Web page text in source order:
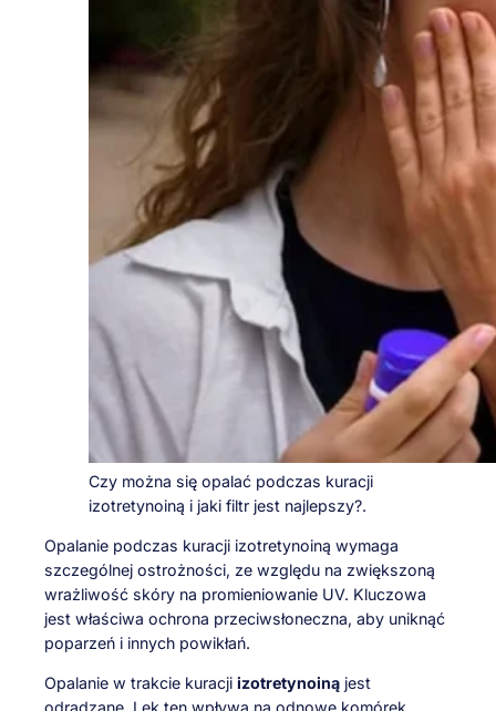
Czy można się opalać podczas kuracji
izotretynoiną i jaki filtr jest najlepszy?.
Opalanie podczas kuracji izotretynoiną wymaga
szczególnej ostrożności, ze względu na zwiększoną
wrażliwość skóry na promieniowanie UV. Kluczowa
jest właściwa ochrona przeciwsłoneczna, aby uniknąć
poparzeń i innych powikłań.
Opalanie w trakcie kuracji izotretynoiną jest